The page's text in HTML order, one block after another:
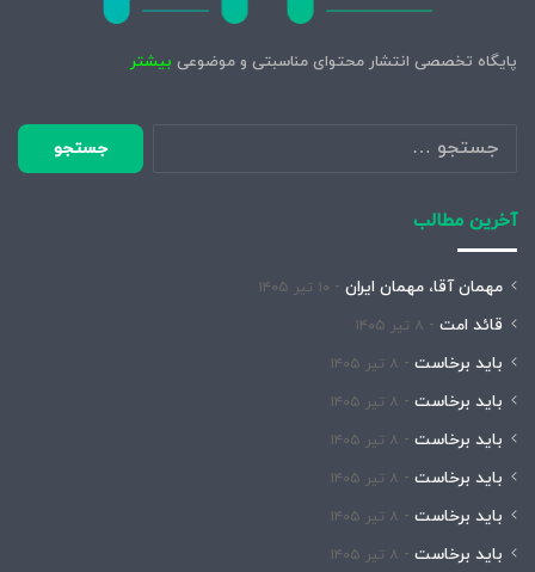
پایگاه تخصصی انتشار محتوای مناسبتی و موضوعی بیشتر
جستجو
برای:
آخرین مطالب
مهمان آقا، مهمان ایران ۱۰ تیر ۱۴۰۵
قائد امت ۸ تیر ۱۴۰۵
باید برخاست ۸ تیر ۱۴۰۵
باید برخاست ۸ تیر ۱۴۰۵
باید برخاست ۸ تیر ۱۴۰۵
باید برخاست ۸ تیر ۱۴۰۵
باید برخاست ۸ تیر ۱۴۰۵
باید برخاست ۸ تیر ۱۴۰۵